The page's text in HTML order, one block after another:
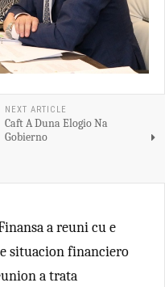
NEXT ARTICLE
Caft A Duna Elogio Na
Gobierno
a reuni cu e
situacion financiero
a trata